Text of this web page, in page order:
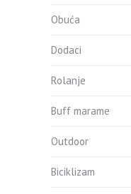
Obuća
Dodaci
Rolanje
Buff marame
Outdoor
Biciklizam